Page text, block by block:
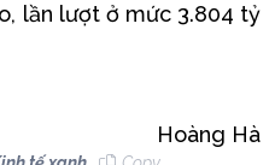
lần lượt ở mức 3.804 tỷ
Hoàng Hà